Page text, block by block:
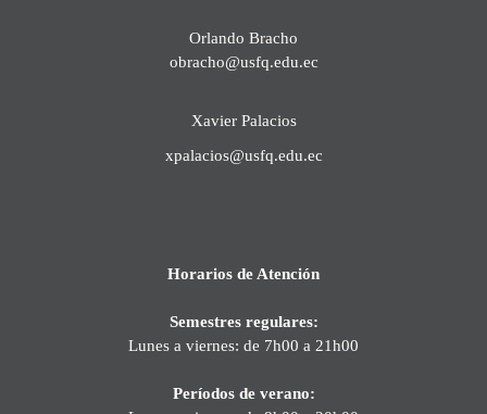
Orlando Bracho
obracho@usfq.edu.ec
Xavier Palacios
xpalacios@usfq.edu.ec
Horarios de Atención
Semestres regulares:
Lunes a viernes: de 7h00 a 21h00
Períodos de verano: